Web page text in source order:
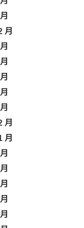
月
月
月